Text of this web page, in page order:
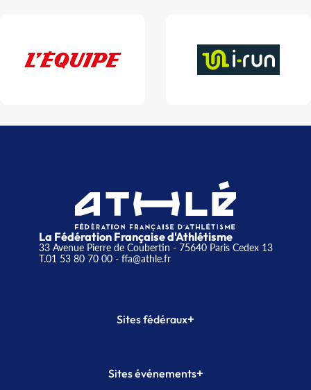
La Fédération Française d'Athlétisme
33 Avenue Pierre de Coubertin - 75640 Paris Cedex 13
T.01 53 80 70 00- ffa@athle.fr
Sites fédéraux+
Plateforme Formation
Sites événements+